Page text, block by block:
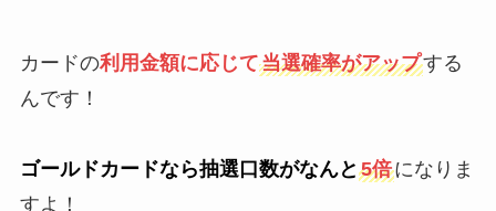
カードの利用金額に応じて当選確率がアップする
んです！
ゴールドカードなら抽選口数がなんと 5倍になりま
すよ！